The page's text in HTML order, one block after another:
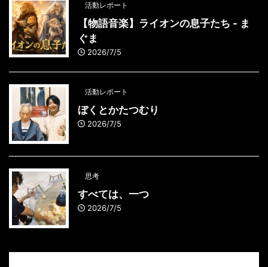
活動レポート
【物語音楽】ライオンの息子たち - ま
ぐま
2026/7/5
活動レポート
ぼくとかたつむり
2026/7/5
思考
すべては、一つ
2026/7/5